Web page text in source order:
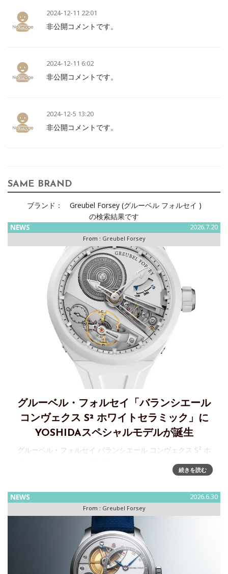
2024-12-11 22:01
非公開コメントです。
2024-12-11 6:02
非公開コメントです。
2024-12-5 13:20
非公開コメントです。
SAME BRAND
ブランド：
Greubel Forsey (グルーベル フォルセイ )
の検索結果です
NEWS 2026.7.20
From : Greubel Forsey
グルーベル・フォルセイ「バランシエール
コンヴェクス S² ホワイトセラミック」に
YOSHIDAスペシャルモデルが誕生
グルーベル・フォルセイ バランシエール コンヴェクス S² ホ
ベル・フォルセイは、日本において強固なパートナーシップ
続きを読む
NEWS 2026.6.30
From : Greubel Forsey